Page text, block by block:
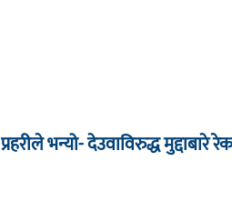
प्रहरीले भन्यो- देउवाविरुद्ध मुद्दाबारे